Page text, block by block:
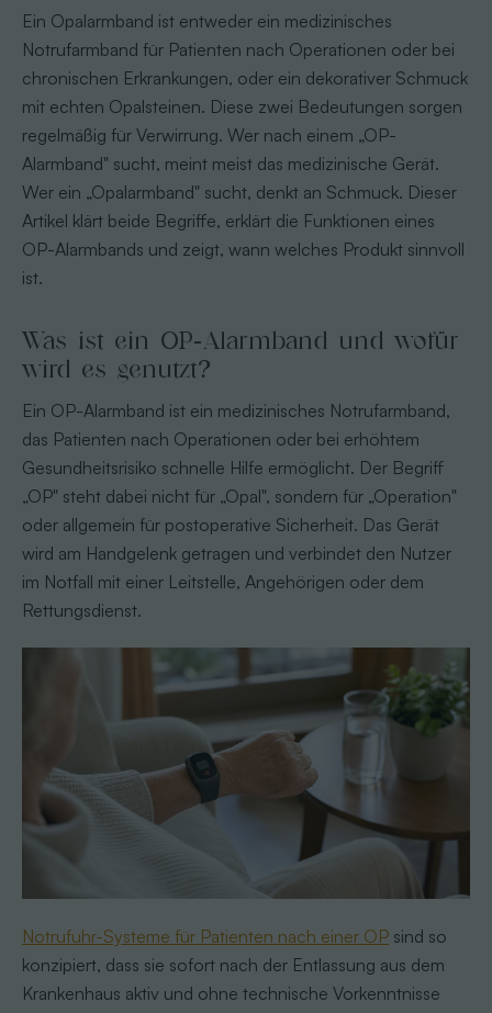
Ein Opalarmband ist entweder ein medizinisches
Notrufarmband für Patienten nach Operationen oder bei
chronischen Erkrankungen, oder ein dekorativer Schmuck
mit echten Opalsteinen. Diese zwei Bedeutungen sorgen
regelmäßig für Verwirrung. Wer nach einem „OP-
Alarmband" sucht, meint meist das medizinische Gerät.
Wer ein „Opalarmband" sucht, denkt an Schmuck. Dieser
Artikel klärt beide Begriffe, erklärt die Funktionen eines
OP-Alarmbands und zeigt, wann welches Produkt sinnvoll
ist.
Was ist ein OP-Alarmband und wofür
wird es genutzt?
Ein OP-Alarmband ist ein medizinisches Notrufarmband,
das Patienten nach Operationen oder bei erhöhtem
Gesundheitsrisiko schnelle Hilfe ermöglicht. Der Begriff
„OP" steht dabei nicht für „Opal", sondern für „Operation"
oder allgemein für postoperative Sicherheit. Das Gerät
wird am Handgelenk getragen und verbindet den Nutzer
im Notfall mit einer Leitstelle, Angehörigen oder dem
Rettungsdienst.
Notrufuhr-Systeme für Patienten nach einer OPsind so
konzipiert, dass sie sofort nach der Entlassung aus dem
Krankenhaus aktiv und ohne technische Vorkenntnisse